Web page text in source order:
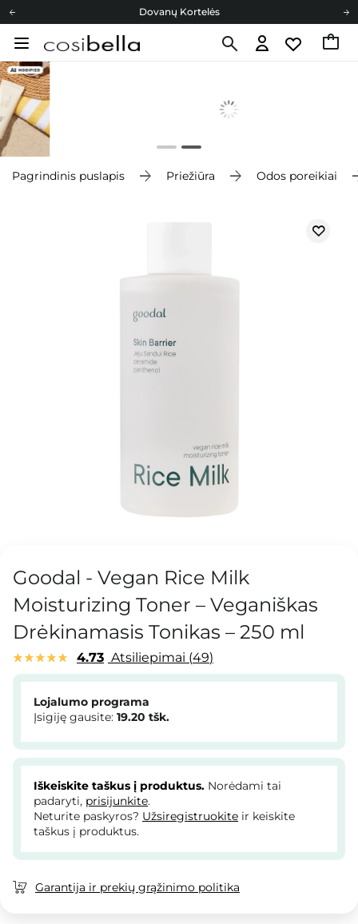
Dovanų Kortelės
Cosibella lojalumo programa
Pagrindinis puslapis Priežiūra Odos poreikiai
Goodal - Vegan Rice Milk
Moisturizing Toner – Veganiškas
Drėkinamasis Tonikas – 250 ml
4.73 Atsiliepimai 49
Lojalumo programa
Įsigiję gausite: 19.20 tšk.
Iškeiskite taškus į produktus. Norėdami tai
padaryti, prisijunkite.
Neturite paskyros? Užsiregistruokite ir keiskite
taškus į produktus.
Garantija ir prekių grąžinimo politika